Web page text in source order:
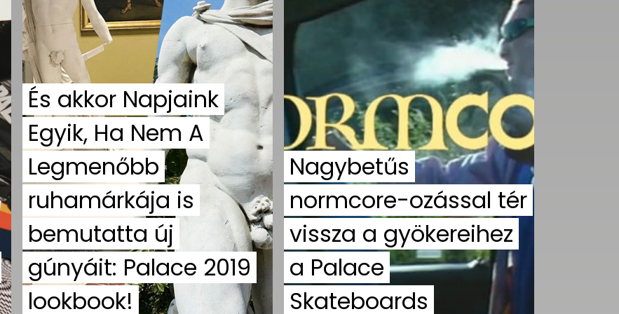
És akkor Napjaink
Egyik, Ha Nem A
Legmenőbb
ruhamárkája is
bemutatta új
gúnyáit: Palace 2019
lookbook!
Nagybetűs
normcore-ozással tér
vissza a gyökereihez
a Palace
Skateboards